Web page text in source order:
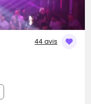
44 avis